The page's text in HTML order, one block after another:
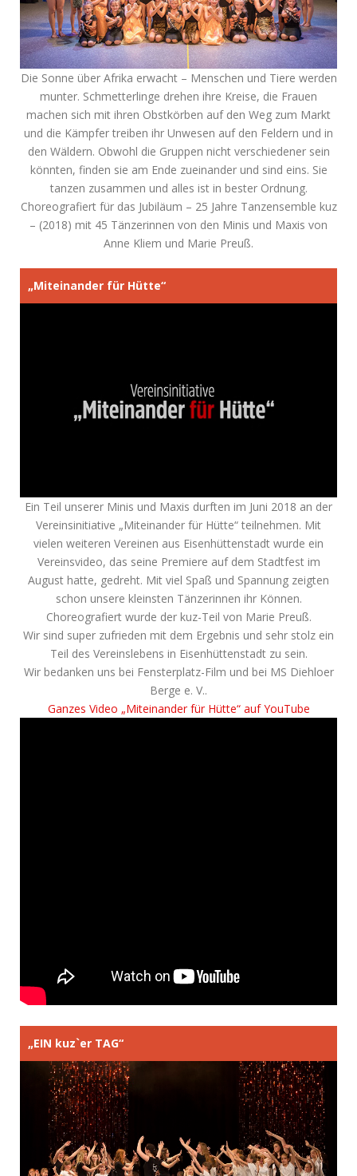
Die Sonne über Afrika erwacht – Menschen und Tiere werden
munter. Schmetterlinge drehen ihre Kreise, die Frauen
machen sich mit ihren Obstkörben auf den Weg zum Markt
und die Kämpfer treiben ihr Unwesen auf den Feldern und in
den Wäldern. Obwohl die Gruppen nicht verschiedener sein
könnten, finden sie am Ende zueinander und sind eins. Sie
tanzen zusammen und alles ist in bester Ordnung.
Choreografiert für das Jubiläum – 25 Jahre Tanzensemble kuz
– (2018) mit 45 Tänzerinnen von den Minis und Maxis von
Anne Kliem und Marie Preuß.
„Miteinander für Hütte“
Ein Teil unserer Minis und Maxis durften im Juni 2018 an der
Vereinsinitiative „Miteinander für Hütte“ teilnehmen. Mit
vielen weiteren Vereinen aus Eisenhüttenstadt wurde ein
Vereinsvideo, das seine Premiere auf dem Stadtfest im
August hatte, gedreht. Mit viel Spaß und Spannung zeigten
schon unsere kleinsten Tänzerinnen ihr Können.
Choreografiert wurde der kuz-Teil von Marie Preuß.
Wir sind super zufrieden mit dem Ergebnis und sehr stolz ein
Teil des Vereinslebens in Eisenhüttenstadt zu sein.
Wir bedanken uns bei Fensterplatz-Film und bei MS Diehloer
Berge e. V..
Ganzes Video „Miteinander für Hütte“ auf YouTube
„EIN kuz`er TAG“